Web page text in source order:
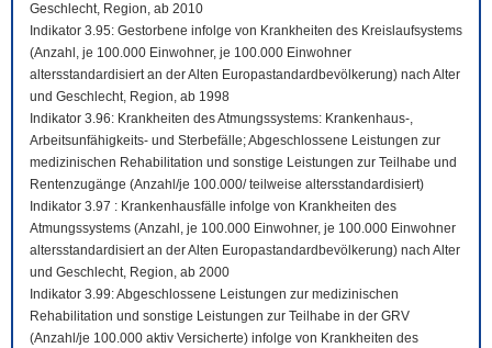
Geschlecht, Region, ab 2010
Indikator 3.95: Gestorbene infolge von Krankheiten des Kreislaufsystems
(Anzahl, je 100.000 Einwohner, je 100.000 Einwohner
altersstandardisiert an der Alten Europastandardbevölkerung) nach Alter
und Geschlecht, Region, ab 1998
Indikator 3.96: Krankheiten des Atmungssystems: Krankenhaus-,
Arbeitsunfähigkeits- und Sterbefälle; Abgeschlossene Leistungen zur
medizinischen Rehabilitation und sonstige Leistungen zur Teilhabe und
Rentenzugänge (Anzahl/je 100.000/ teilweise altersstandardisiert)
Indikator 3.97 : Krankenhausfälle infolge von Krankheiten des
Atmungssystems (Anzahl, je 100.000 Einwohner, je 100.000 Einwohner
altersstandardisiert an der Alten Europastandardbevölkerung) nach Alter
und Geschlecht, Region, ab 2000
Indikator 3.99: Abgeschlossene Leistungen zur medizinischen
Rehabilitation und sonstige Leistungen zur Teilhabe in der GRV
(Anzahl/je 100.000 aktiv Versicherte) infolge von Krankheiten des